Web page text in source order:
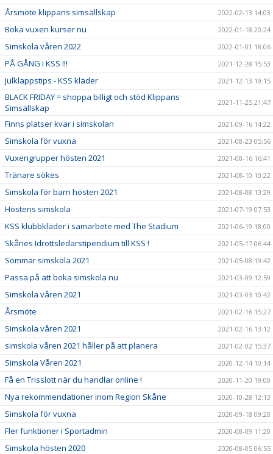
Årsmöte klippans simsällskap
2022-02-13 14:03
Boka vuxen kurser nu 2022-01-18 20:24
Simskola våren 2022 2022-01-01 18:06
PÅ GÅNG I KSS !!! 2021-12-28 15:53
Julklappstips - KSS kläder 2021-12-13 19:15
BLACK FRIDAY = shoppa billigt och stöd Klippans
Simsällskap
2021-11-25 21:47
Finns platser kvar i simskolan 2021-09-16 14:22
Simskola för vuxna 2021-08-23 05:56
Vuxengrupper hösten 2021 2021-08-16 16:41
Tränare sökes 2021-08-10 10:22
Simskola för barn hösten 2021 2021-08-08 13:29
Höstens simskola 2021-07-19 07:53
KSS klubbkläder i samarbete med The Stadium 2021-06-19 18:00
Skånes Idrottsledarstipendium till KSS ! 2021-05-17 06:44
Sommar simskola 2021 2021-05-08 19:42
Passa på att boka simskola nu 2021-03-09 12:59
Simskola våren 2021 2021-03-03 10:42
Årsmöte 2021-02-16 15:27
Simskola våren 2021 2021-02-16 13:12
simskola våren 2021 håller på att planera 2021-02-02 15:37
Simskola Våren 2021 2020-12-14 10:14
Få en Trisslott när du handlar online ! 2020-11-20 19:00
Nya rekommendationer inom Region Skåne 2020-10-28 12:13
Simskola för vuxna 2020-09-18 09:20
Fler funktioner i Sportadmin 2020-08-09 11:20
Simskola hösten 2020 2020-08-05 06:55